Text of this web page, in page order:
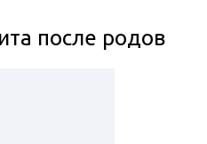
после родов